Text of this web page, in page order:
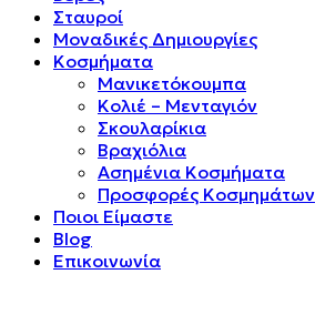
Σταυροί
Μοναδικές Δημιουργίες
Κοσμήματα
Μανικετόκουμπα
Κολιέ – Μενταγιόν
Σκουλαρίκια
Βραχιόλια
Ασημένια Κοσμήματα
Προσφορές Κοσμημάτων
Ποιοι Είμαστε
Blog
Επικοινωνία